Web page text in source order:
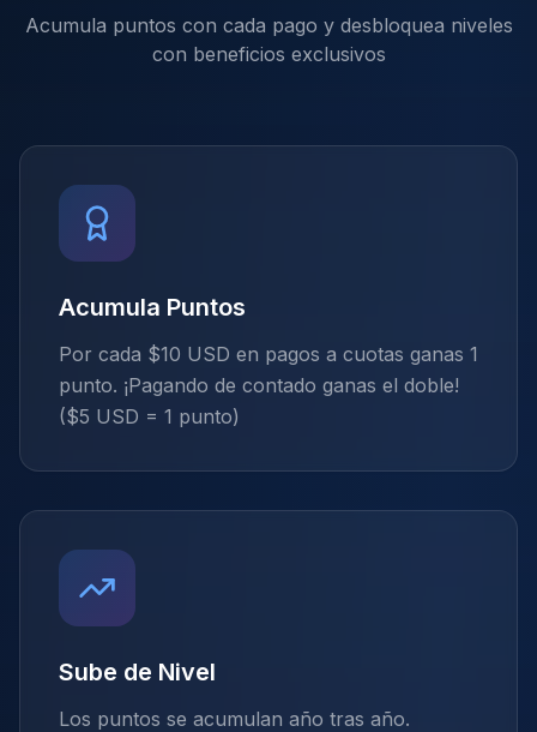
Acumula puntos con cada pago y desbloquea niveles
con beneficios exclusivos
Acumula Puntos
Por cada $10 USD en pagos a cuotas ganas 1
punto. ¡Pagando de contado ganas el doble!
($5 USD = 1 punto)
Sube de Nivel
Los puntos se acumulan año tras año.